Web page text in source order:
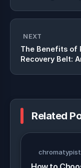
NEXT
The Benefits of
Recovery Belt:
Related
chromatypist